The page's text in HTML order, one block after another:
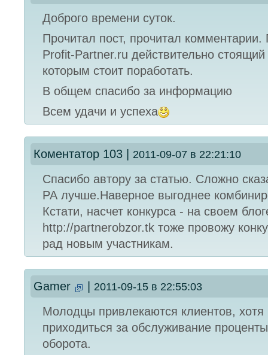
Доброго времени суток.
Прочитал пост, прочитал комментарии.
Profit-Partner.ru действительно стоящий
которым стоит поработать.
В общем спасибо за информацию
Всем удачи и успеха
Коментатор 103 2011-09-07 в 22:21:10
Спасибо автору за статью. Сложно
РА лучше.Наверное выгоднее
Кстати, насчет конкурса - на своем
http://partnerobzor.tk тоже провожу
рад новым участникам.
Gamer 2011-09-15 в 22:55:03
Молодцы привлекаются клиентов, хотя
приходиться за обслуживание
оборота.